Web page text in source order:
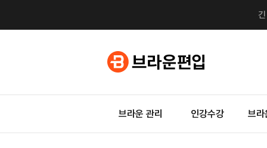
브라운 관리 인강수강 브라